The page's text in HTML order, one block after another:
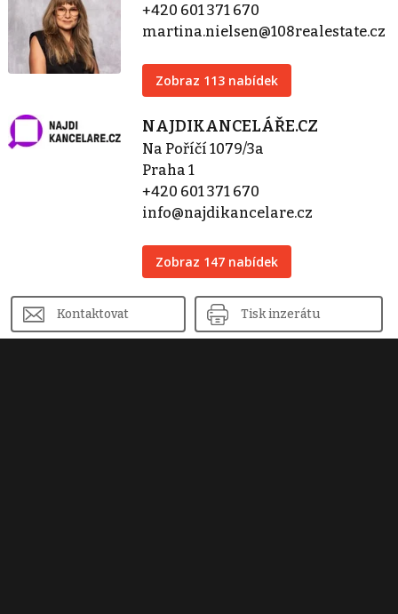
+420 601 371 670
martina.nielsen@108realestate.cz
Zobraz 113 nabídek
NAJDIKANCELÁŘE.CZ
Na Poříčí 1079/3a
Praha 1
+420 601 371 670
info@najdikancelare.cz
Zobraz 147 nabídek
Kontaktovat Tisk inzerátu